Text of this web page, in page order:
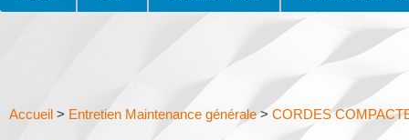
Accueil > Entretien Maintenance générale> CORDES